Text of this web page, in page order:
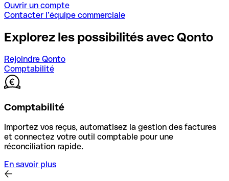
Ouvrir un compte
Contacter l’équipe commerciale
Explorez les possibilités avec Qonto
Rejoindre Qonto
Comptabilité
Comptabilité
Importez vos reçus, automatisez la gestion des factures
et connectez votre outil comptable pour une
réconciliation rapide.
En savoir plus